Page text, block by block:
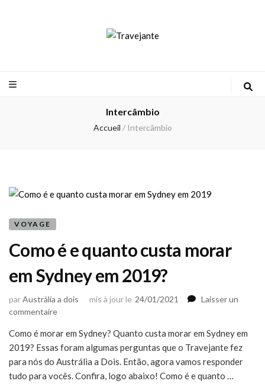
Travejante
Intercâmbio
Accueil / Intercâmbio
VOYAGE
Como é e quanto custa morar
em Sydney em 2019?
parAustrália a dois mis à jour le 24/01/2021
Laisser un
commentairesur
é
e
quanto
custa
Como é morar em Sydney? Quanto custa morar em Sydney em
2019? Essas foram algumas perguntas que o Travejante fez
para nós do Austrália a Dois. Então, agora vamos responder
tudo para vocês. Confira, logo abaixo! Como é e quanto …